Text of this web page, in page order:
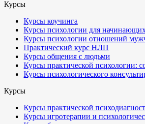
Курсы
Курсы коучинга
Курсы психологии для
Курсы психологии отношений
Практический курс НЛП
Курсы общения с людьми
Курсы практической психологии:
Курсы психологического
Курсы
Курсы практической
Курсы игротерапии и